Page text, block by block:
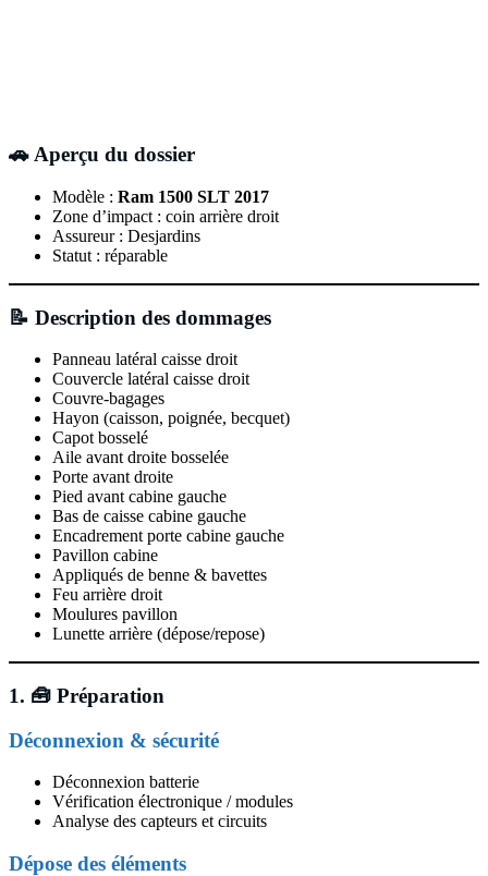
🚗 Aperçu du dossier
Modèle : Ram 1500 SLT 2017
Zone d’impact : coin arrière droit
Assureur : Desjardins
Statut : réparable
📝 Description des dommages
Panneau latéral caisse droit
Couvercle latéral caisse droit
Couvre-bagages
Hayon (caisson, poignée, becquet)
Capot bosselé
Aile avant droite bosselée
Porte avant droite
Pied avant cabine gauche
Bas de caisse cabine gauche
Encadrement porte cabine gauche
Pavillon cabine
Appliqués de benne & bavettes
Feu arrière droit
Moulures pavillon
Lunette arrière (dépose/repose)
1. 🧰 Préparation
Déconnexion & sécurité
Déconnexion batterie
Vérification électronique / modules
Analyse des capteurs et circuits
Dépose des éléments